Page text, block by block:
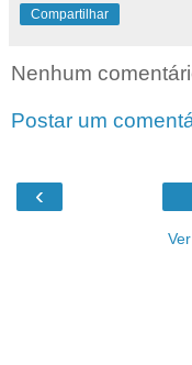
Compartilhar
Nenhum
Postar um
‹